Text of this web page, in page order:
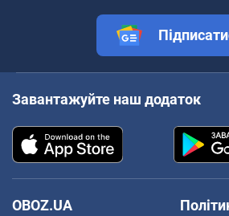
Завантажуйте наш додаток
OBOZ.UA